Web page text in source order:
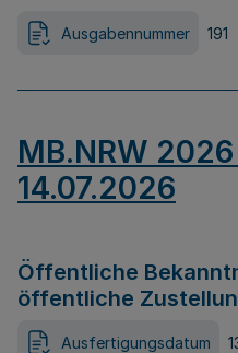
Ausgabennummer 191
MB.NRW
14.07.2026
Öffentliche
öffentliche
Ausfertigungsdatum